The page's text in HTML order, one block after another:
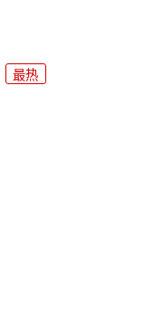
最热